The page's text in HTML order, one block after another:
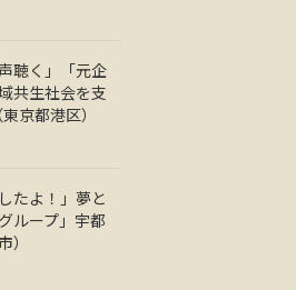
聴く」「元企
共生社会を支
京都港区）
たよ！」夢と
ループ」宇都